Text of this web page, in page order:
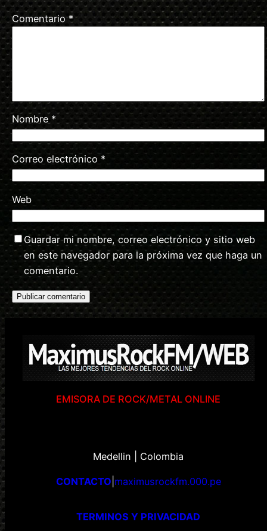
Comentario*
Nombre *
Correo electrónico *
Web
Guardar mi nombre, correo electrónico y sitio web
en este navegador para la próxima vez que haga un
comentario.
EMISORA DE ROCK/METAL ONLINE
Medellin | Colombia
CONTACTO maximusrockfm.000.pe
TERMINOS Y PRIVACIDAD